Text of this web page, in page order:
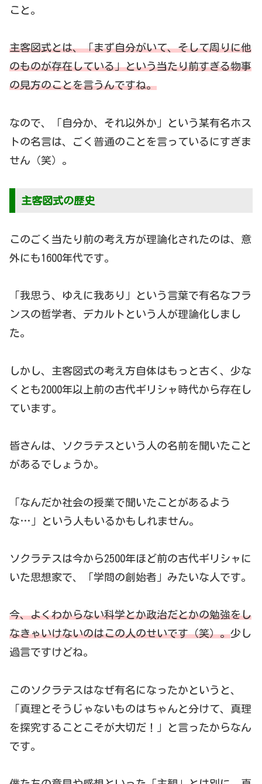
こと。
主客図式とは、「まず自分がいて、そして周りに他
のものが存在している」という当たり前すぎる物事
の見方のことを言うんですね。
なので、「自分か、それ以外か」という某有名ホス
トの名言は、ごく普通のことを言っているにすぎま
せん（笑）。
主客図式の歴史
このごく当たり前の考え方が理論化されたのは、意
外にも1600年代です。
「我思う、ゆえに我あり」という言葉で有名なフラ
ンスの哲学者、デカルトという人が理論化しまし
た。
しかし、主客図式の考え方自体はもっと古く、少な
くとも2000年以上前の古代ギリシャ時代から存在し
ています。
皆さんは、ソクラテスという人の名前を聞いたこと
があるでしょうか。
「なんだか社会の授業で聞いたことがあるよう
な…」という人もいるかもしれません。
ソクラテスは今から2500年ほど前の古代ギリシャに
いた思想家で、「学問の創始者」みたいな人です。
今、よくわからない科学とか政治だとかの勉強をし
なきゃいけないのはこの人のせいです（笑）。少し
過言ですけどね。
このソクラテスはなぜ有名になったかというと、
「真理とそうじゃないものはちゃんと分けて、真理
を探究することこそが大切だ！」と言ったからなん
です。